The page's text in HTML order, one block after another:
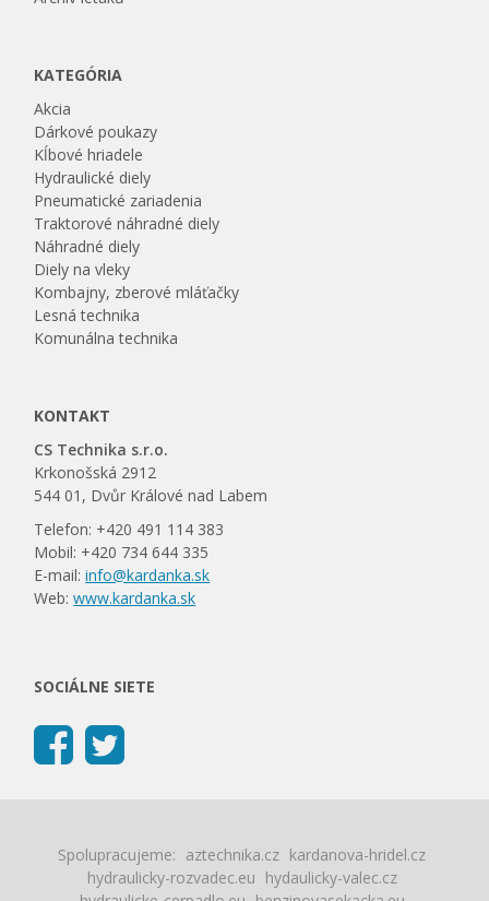
KATEGÓRIA
Akcia
Dárkové poukazy
Kĺbové hriadele
Hydraulické diely
Pneumatické zariadenia
Traktorové náhradné diely
Náhradné diely
Diely na vleky
Kombajny, zberové mláťačky
Lesná technika
Komunálna technika
KONTAKT
CS Technika s.r.o.
Krkonošská 2912
544 01, Dvůr Králové nad Labem
Telefon: +420 491 114 383
Mobil: +420 734 644 335
E-mail:info@kardanka.sk
Web:www.kardanka.sk
SOCIÁLNE SIETE
Spolupracujeme: aztechnika.cz kardanova-hridel.cz
hydraulicky-rozvadec.eu hydaulicky-valec.cz